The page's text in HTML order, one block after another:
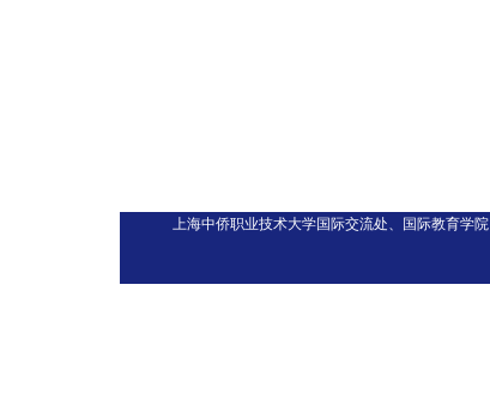
上海中侨职业技术大学国际交流处、国际教育学院